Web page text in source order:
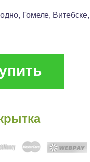
Гомеле, Витебске,